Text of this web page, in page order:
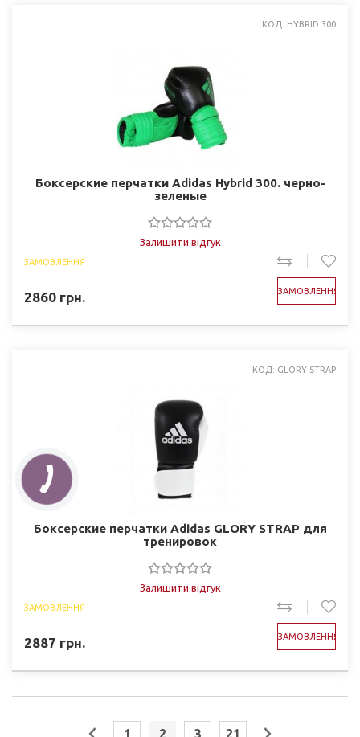
КОД: HYBRID 300
Боксерские перчатки Adidas Hybrid 300. черно-
зеленые
Залишити відгук
ЗАМОВЛЕННЯ
2860 грн. ЗАМОВЛЕННЯ
КОД: GLORY STRAP
Боксерские перчатки Adidas GLORY STRAP для
тренировок
Залишити відгук
ЗАМОВЛЕННЯ
2887 грн. ЗАМОВЛЕННЯ
1 2 3 21